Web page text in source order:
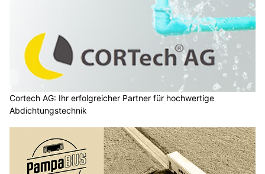
Cortech AG: Ihr erfolgreicher Partner für hochwertige
Abdichtungstechnik